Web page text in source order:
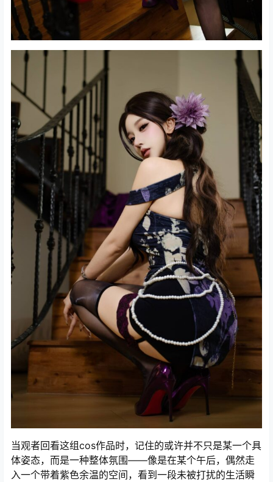
当观者回看这组cos作品时，记住的或许并不只是某一个具
体姿态，而是一种整体氛围——像是在某个午后，偶然走
入一个带着紫色余温的空间，看到一段未被打扰的生活瞬